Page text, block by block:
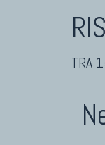
TRA